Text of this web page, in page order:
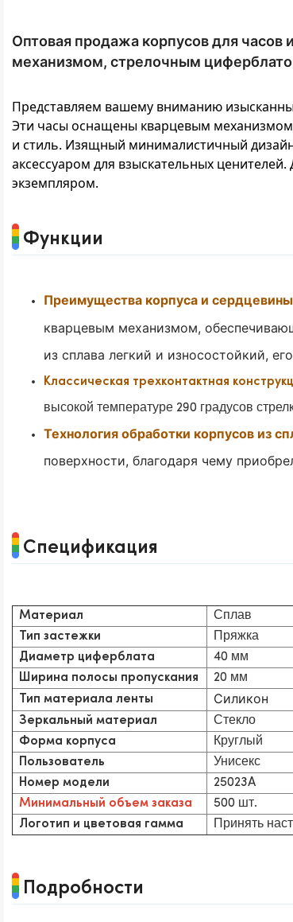
Оптовая продажа корпусов для
механизмом, стрелочным
Представляем вашему вниманию
Эти часы оснащены кварцевым
и стиль. Изящный минималистичный
аксессуаром для взыскательных
экземпляром.
Функции
Преимущества корпуса и сердцевины
кварцевым механизмом,
из сплава легкий и износостойкий,
Классическая трехконтактная
высокой температуре 290 градусов
Технология обработки корпусов из
поверхности, благодаря чему
Спецификация
Материал Сплав
Тип застежки Пряжка
Диаметр циферблата 40 мм
Ширина полосы пропускания 20 мм
Тип материала ленты Силикон
Зеркальный материал Стекло
Форма корпуса Круглый
Пользователь Унисекс
Номер модели 25023A
Минимальный объем заказа 500 шт.
Логотип и цветовая гамма Принять
Подробности